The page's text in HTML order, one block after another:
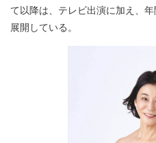
て以降は、テレビ出演に加え、
展開している。